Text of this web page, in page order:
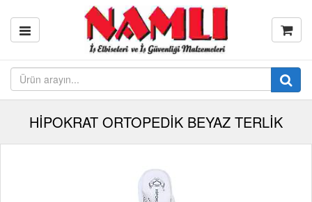
HİPOKRAT ORTOPEDİK BEYAZ TERLİK